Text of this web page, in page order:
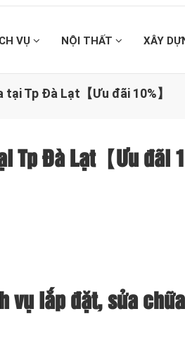
VỤ NỘI THẤT XÂY
Tp Đà Lạt【Ưu đãi 10%】
Tp Đà Lạt【Ưu đãi
vụ lắp đặt, sửa